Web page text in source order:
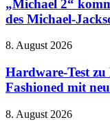
und
Banjo-
sind
wieder
da
Lionsgate
treibt
des
Jackson-
Biopics
„Michael 2“
des Michael-
Hardware-
zu
Bowers
&
Pi8
8. August 2026
Hardware-Test
Fashioned mit
Disney
8. August 2026